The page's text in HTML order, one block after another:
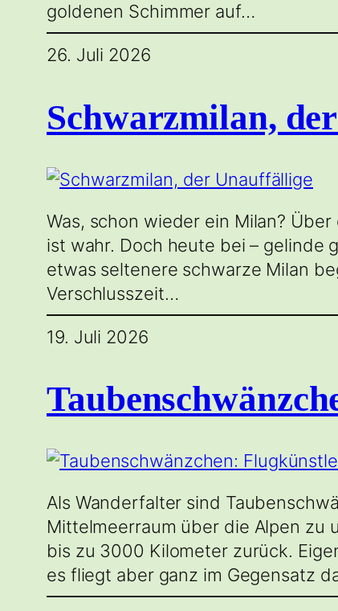
goldenen Schimmer auf…
26. Juli 2026
Schwarzmilan,
Was, schon wieder ein Milan?
ist wahr. Doch heute bei – gelinde
etwas seltenere schwarze Milan
Verschlusszeit…
19. Juli 2026
Als Wanderfalter sind
Mittelmeerraum über die Alpen zu
bis zu 3000 Kilometer zurück.
es fliegt aber ganz im Gegensatz